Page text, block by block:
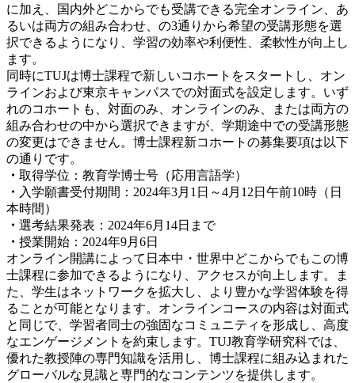
に加え、国内外どこからでも受講できる完全オンライン、あ
るいは両方の組み合わせ、の3通りから希望の受講形態を選
択できるようになり、学習の効率や利便性、柔軟性が向上し
ます。
同時にTUJは博士課程で新しいコホートをスタートし、オン
ラインおよび東京キャンパスでの対面式を設定します。いず
れのコホートも、対面のみ、オンラインのみ、または両方の
組み合わせの中から選択できますが、学期途中での受講形態
の変更はできません。博士課程新コホートの募集要項は以下
の通りです。
・ 取得学位：教育学博士号（応用言語学）
・ 入学願書受付期間：2024年3月1日～4月12日午前10時（日
本時間）
・ 選考結果発表：2024年6月14日まで
・ 授業開始：2024年9月6日
オンライン開講によって日本中・世界中どこからでもこの博
士課程に参加できるようになり、アクセスが向上します。ま
た、学生はネットワークを拡大し、より豊かな学習体験を得
ることが可能となります。オンラインコースの内容は対面式
と同じで、学習者同士の強固なコミュニティを形成し、高度
なエンゲージメントを約束します。TUJ教育学研究科では、
優れた教授陣の専門知識を活用し、博士課程に組み込まれた
グローバルな見識と専門的なコンテンツを提供します。